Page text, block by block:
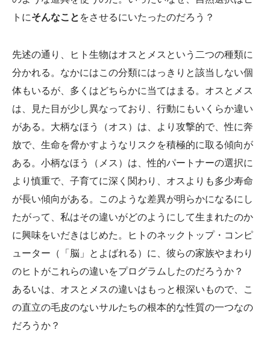
トにそんなこと をさせるにいたったのだろう？
先述の通り、ヒト生物はオスとメスという二つの種類に
分かれる。なかにはこの分類にはっきりと該当しない個
体もいるが、多くはどちらかに当てはまる。オスとメス
は、見た目が少し異なっており、行動にもいくらか違い
がある。大柄なほう（オス）は、より攻撃的で、性に奔
放で、生命を脅かすようなリスクを積極的に取る傾向が
ある。小柄なほう（メス）は、性的パートナーの選択に
より慎重で、子育てに深く関わり、オスよりも多少寿命
が長い傾向がある。このような差異が明らかになるにし
たがって、私はその違いがどのようにして生まれたのか
に興味をいだきはじめた。ヒトのネックトップ・コンピ
ューター（「脳」とよばれる）に、彼らの家族やまわり
のヒトがこれらの違いをプログラムしたのだろうか？
あるいは、オスとメスの違いはもっと根深いもので、こ
の直立の毛皮のないサルたちの根本的な性質の一つなの
だろうか？